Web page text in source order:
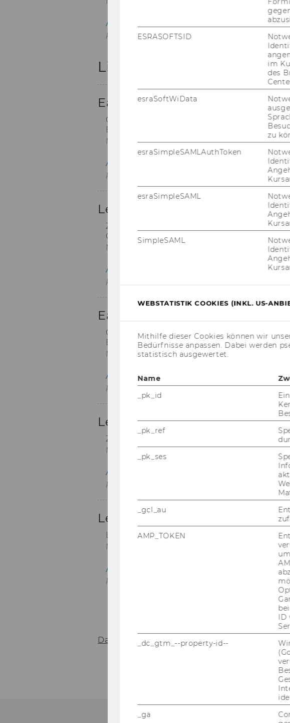
Da­ten­schutz­er­klä­rung der WU
ESRASOFTSID
im
des
esraSoftWiData
zu
esraSimpleSAMLAuthToken
esraSimpleSAML
SimpleSAML
WEBSTATISTIK COOKIES (INKL. US-
Mithilfe dieser Cookies können wir
Bedürfnisse anpassen. Dabei werden
statistisch ausgewertet.
Name
_pk_id
_pk_ref
_pk_ses
_gcl_au
AMP_TOKEN
ID
_dc_gtm_--property-id--
_ga